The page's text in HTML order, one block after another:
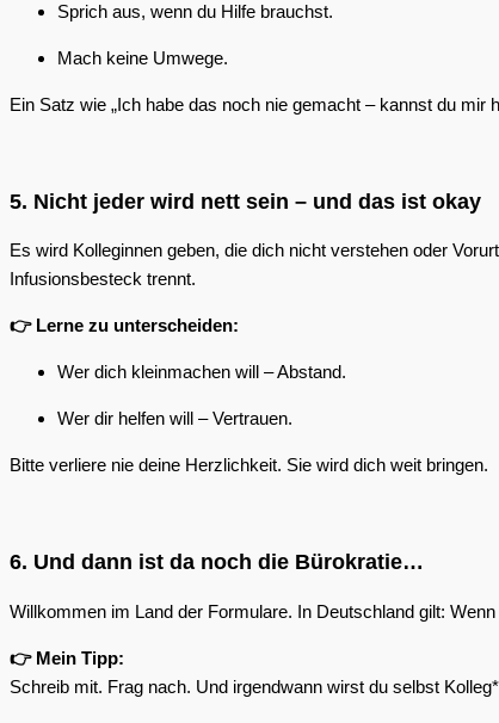
Sprich aus, wenn du Hilfe brauchst.
Mach keine Umwege.
Ein Satz wie „Ich habe das noch nie gemacht – kannst du
5. Nicht jeder wird nett sein – und das ist okay
Es wird Kolleginnen geben, die dich nicht verstehen oder
Infusionsbesteck trennt.
👉 Lerne zu unterscheiden:
Wer dich kleinmachen will – Abstand.
Wer dir helfen will – Vertrauen.
Bitte verliere nie deine Herzlichkeit. Sie wird dich weit bringen.
6. Und dann ist da noch die Bürokratie…
Willkommen im Land der Formulare. In Deutschland gilt:
👉 Mein Tipp:
Schreib mit. Frag nach. Und irgendwann wirst du selbst